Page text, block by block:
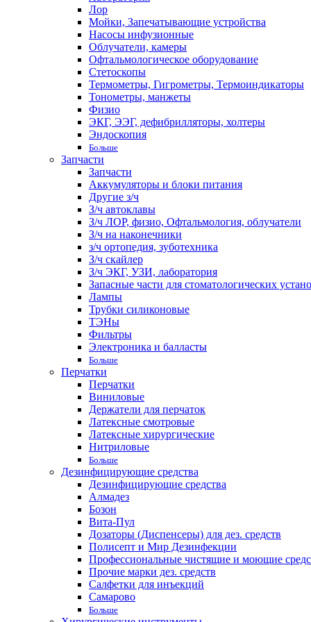
Лор
Мойки, Запечатывающие устройства
Насосы инфузионные
Облучатели, камеры
Офтальмологическое оборудование
Стетоскопы
Термометры, Гигрометры, Термоиндикаторы
Тонометры, манжеты
Физио
ЭКГ, ЭЭГ, дефибрилляторы, холтеры
Эндоскопия
Больше
Запчасти
Запчасти
Аккумуляторы и блоки питания
Другие з/ч
З/ч автоклавы
З/ч ЛОР, физио, Офтальмология, облучатели
З/ч на наконечники
з/ч ортопедия, зуботехника
З/ч скайлер
З/ч ЭКГ, УЗИ, лаборатория
Запасные части для стоматологических
Лампы
Трубки силиконовые
ТЭНы
Фильтры
Электроника и балласты
Больше
Перчатки
Перчатки
Виниловые
Держатели для перчаток
Латексные смотровые
Латексные хирургические
Нитриловые
Больше
Дезинфицирующие средства
Дезинфицирующие средства
Алмадез
Бозон
Вита-Пул
Дозаторы (Диспенсеры) для дез. средств
Полисепт и Мир Дезинфекции
Профессиональные чистящие и моющие
Прочие марки дез. средств
Салфетки для инъекций
Самарово
Больше